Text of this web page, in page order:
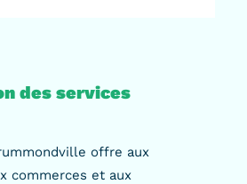
des services
offre aux
commerces et aux